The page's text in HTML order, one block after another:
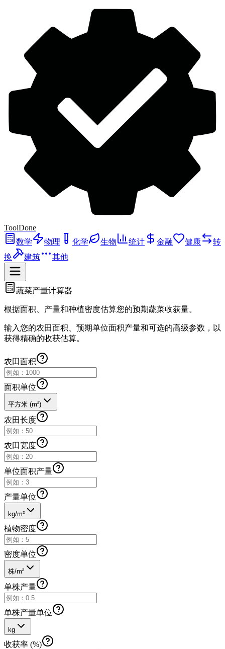
ToolDone
数学
物理 化学 生物 统计 金融 健康
转
换
建筑 其他
蔬菜产量计算器
根据面积、产量和种植密度估算您的预期蔬菜收获量。
输入您的农田面积、预期单位面积产量和可选的高级参数，以
获得精确的收获估算。
农田面积
面积单位
平方米 (m²)
农田长度
农田宽度
单位面积产量
产量单位
kg/m²
植物密度
密度单位
株/m²
单株产量
单株产量单位
kg
收获率 (%)